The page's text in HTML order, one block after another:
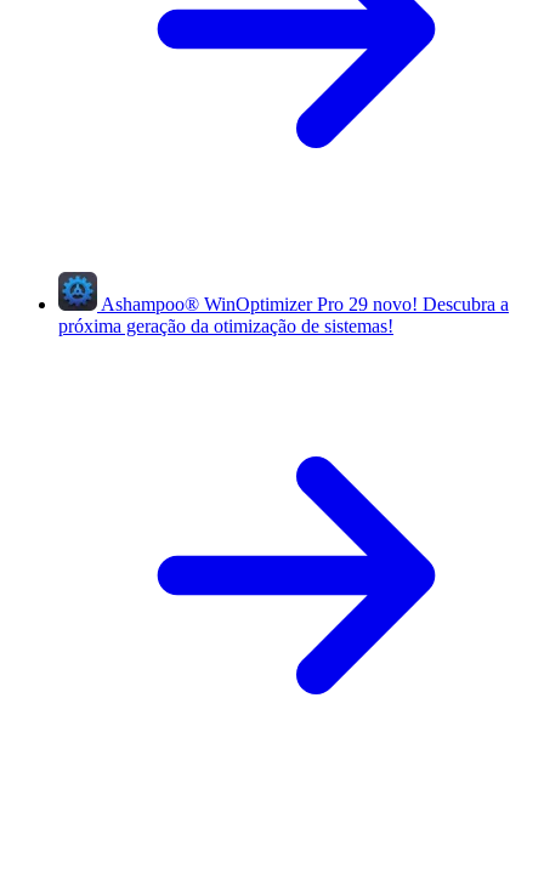
Ashampoo® WinOptimizer Pro 29 novo! Descubra a
próxima geração da otimização de sistemas!